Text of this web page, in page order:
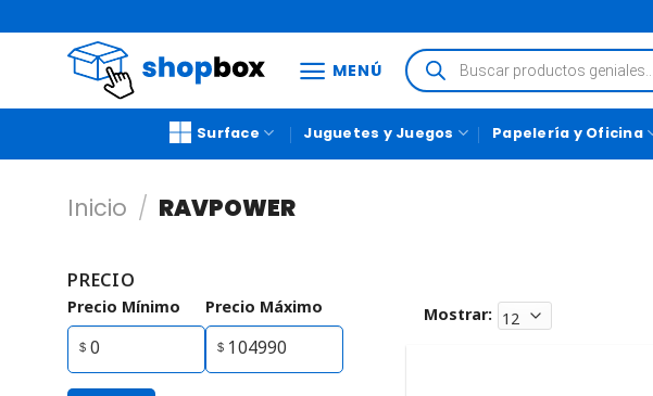
MENÚ
Surface Juguetes y Juegos Papelería y Oficina
Inicio / RAVPOWER
PRECIO
Precio Mínimo Precio Máximo Mostrar: